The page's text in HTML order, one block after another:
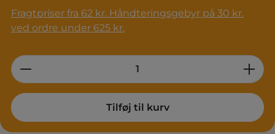
Fragtpriser fra 62 kr. Håndteringsgebyr på 30 kr.
ved ordre under 625 kr.
Product Quantity: Enter the desired
Tilføj til kurv